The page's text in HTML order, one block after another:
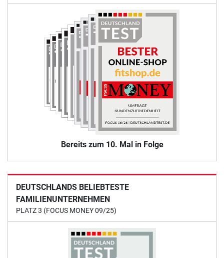
Bereits zum 10. Mal in Folge
DEUTSCHLANDS BELIEBTESTE
FAMILIENUNTERNEHMEN
PLATZ 3 (FOCUS MONEY 09/25)